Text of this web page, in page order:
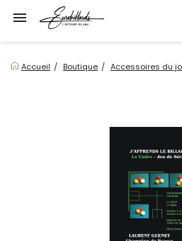

Accueil Boutique Accessoires du